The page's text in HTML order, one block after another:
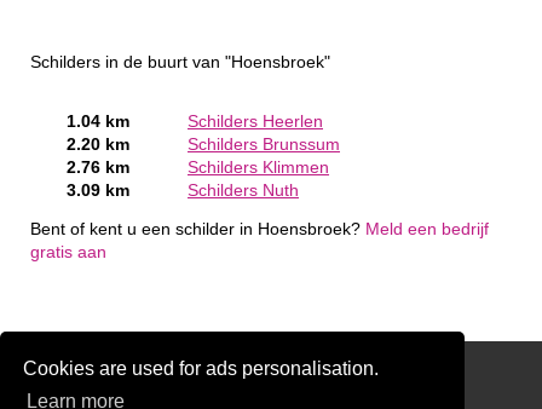
Cookies are used for ads personalisation.
Learn more
Schilders in de buurt van "Hoensbroek"
1.04 km
Schilders Heerlen
2.20 km
Schilders Brunssum
2.76 km
Schilders Klimmen
3.09 km
Schilders Nuth
Bent of kent u een schilder in Hoensbroek? Meld een bedrijf
gratis aan
Schilder Offerte Aanvragen